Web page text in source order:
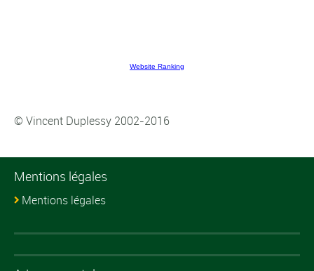
Website Ranking
© Vincent Duplessy 2002-2016
Mentions légales
Mentions légales